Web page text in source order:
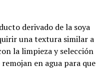
derivado de la soya
una textura similar a
la limpieza y selección
en agua para que